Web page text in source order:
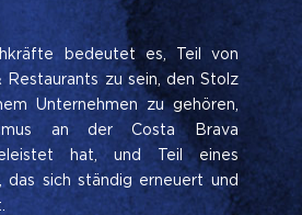
bedeutet es, Teil von
Restaurants zu sein, den Stolz
Unternehmen zu gehören,
an der Costa Brava
hat, und Teil eines
das sich ständig erneuert und